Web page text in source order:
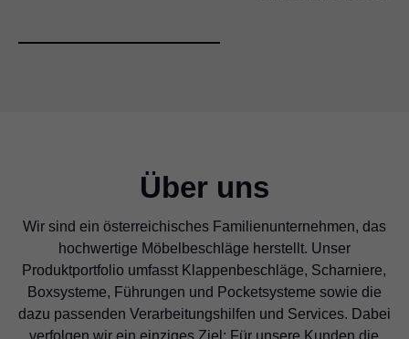
Über uns
Wir sind ein österreichisches Familienunternehmen, das
hochwertige Möbelbeschläge herstellt. Unser
Produktportfolio umfasst Klappenbeschläge, Scharniere,
Boxsysteme, Führungen und Pocketsysteme sowie die
dazu passenden Verarbeitungshilfen und Services. Dabei
verfolgen wir ein einziges Ziel: Für unsere Kunden die